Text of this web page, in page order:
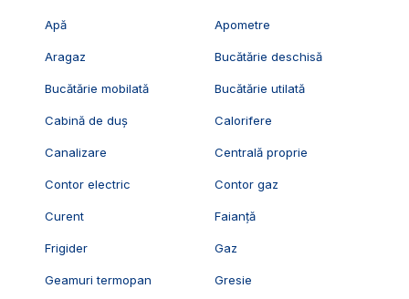
Apă Apometre
Aragaz Bucătărie deschisă
Bucătărie mobilată Bucătărie utilată
Cabină de duș Calorifere
Canalizare Centrală proprie
Contor electric Contor gaz
Curent Faianță
Frigider Gaz
Geamuri termopan Gresie